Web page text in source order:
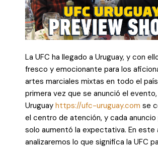
La UFC ha llegado a Uruguay, y con
fresco y emocionante para los
artes marciales mixtas en todo el
primera vez que se anunció el evento,
Uruguay https://ufc-uruguay.com se
el centro de atención, y cada
solo aumentó la expectativa. En este
analizaremos lo que significa la UFC